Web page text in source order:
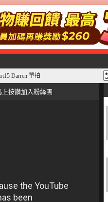
Darren 單拍
上按讚加入粉絲團